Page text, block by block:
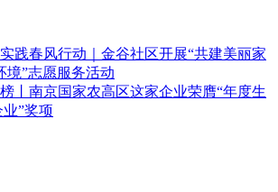
践春风行动｜金谷社区开展“共建美丽家
境”志愿服务活动
丨南京国家农高区这家企业荣膺“年度生
”奖项